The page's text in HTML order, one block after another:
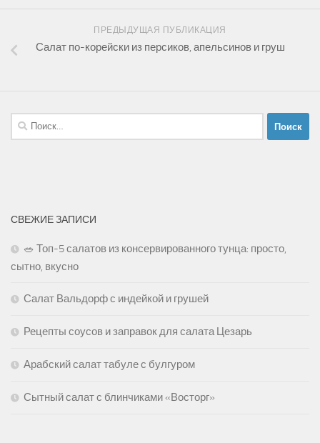
ПРЕДЫДУЩАЯ ПУБЛИКАЦИЯ
Салат по-корейски из персиков, апельсинов и груш
Найти:
СВЕЖИЕ ЗАПИСИ
🥗 Топ-5 салатов из консервированного тунца: просто,
сытно, вкусно
Салат Вальдорф с индейкой и грушей
Рецепты соусов и заправок для салата Цезарь
Арабский салат табуле с булгуром
Сытный салат с блинчиками «Восторг»